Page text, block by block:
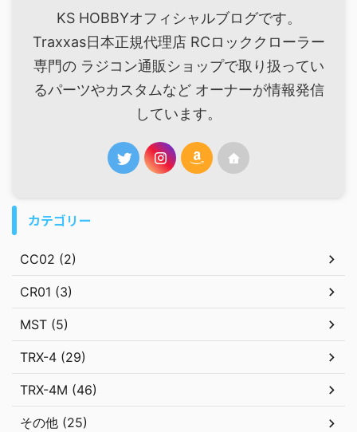
KS HOBBYオフィシャルブログです。
Traxxas日本正規代理店 RCロッククローラー
専門の ラジコン通販ショップで取り扱ってい
るパーツやカスタムなど オーナーが情報発信
しています。
カテゴリー
CC02 (2)
CR01 (3)
MST (5)
TRX-4 (29)
TRX-4M (46)
その他 (25)